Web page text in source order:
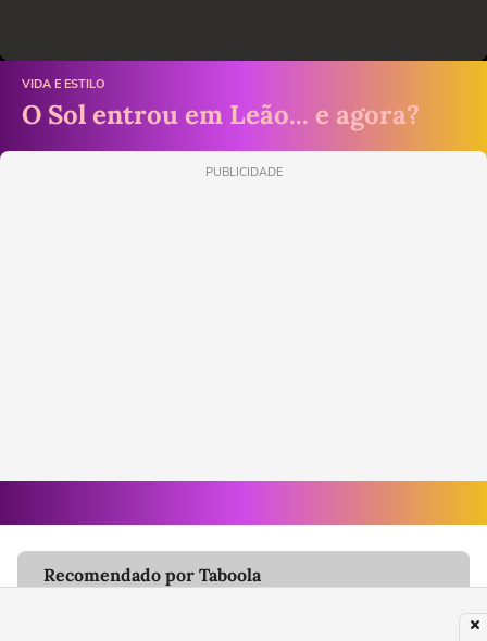
VIDA E ESTILO
O Sol entrou em Leão... e agora?
PUBLICIDADE
Recomendado por Taboola